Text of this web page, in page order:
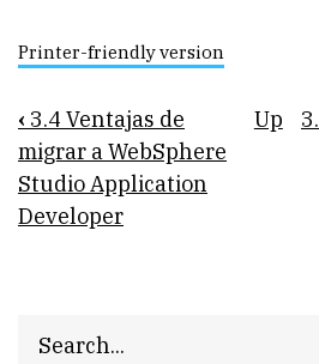
Printer-friendly version
Book
traversal
links
for
J2EE:
‹ 3.4 Ventajas de
migrar a WebSphere
Studio Application
Developer
Up